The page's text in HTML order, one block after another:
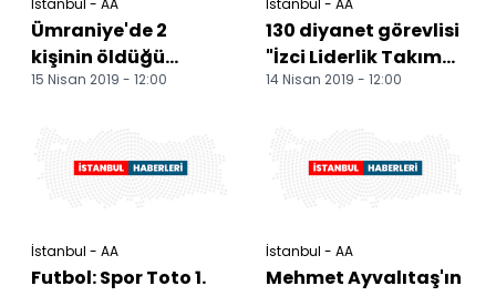
İstanbul - AA
Ümraniye'de 2
kişinin öldüğü
göçüğe ilişkin 16
15 Nisan 2019 - 12:00
İstanbul - AA
130 diyanet görevlisi
"İzci Liderlik Takım
Eğitimi" aldı
14 Nisan 2019 - 12:00
İstanbul - AA
Futbol: Spor Toto 1.
İstanbul - AA
Mehmet Ayvalıtaş'ın